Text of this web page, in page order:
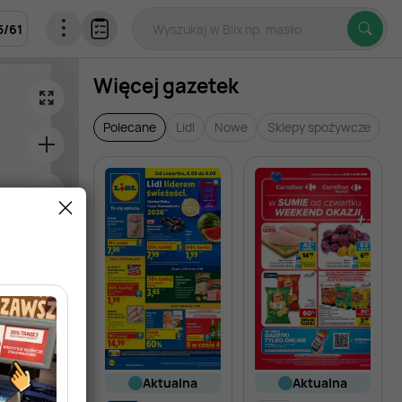
/61
Więcej gazetek
Polecane Lidl Nowe Sklepy spożywcze
aktualna aktualna